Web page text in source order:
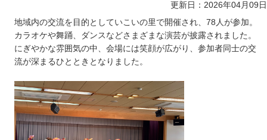
更新日：2026年04月09日
地域内の交流を目的としていこいの里で開催され、78人が参加。
カラオケや舞踊、ダンスなどさまざまな演芸が披露されました。
にぎやかな雰囲気の中、会場には笑顔が広がり、参加者同士の交
流が深まるひとときとなりました。